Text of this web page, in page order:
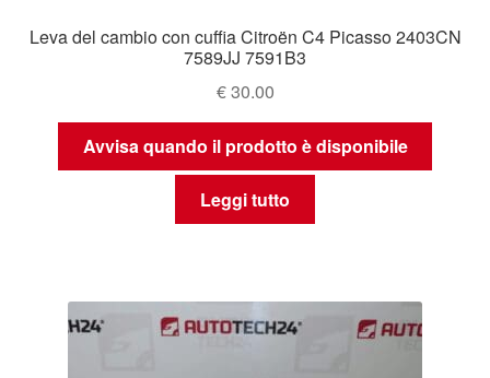
Leva del cambio con cuffia Citroën C4 Picasso 2403CN
7589JJ 7591B3
€30.00
Avvisa quando il prodotto è disponibile
Leggi tutto